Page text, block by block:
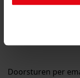
Doorsturen per